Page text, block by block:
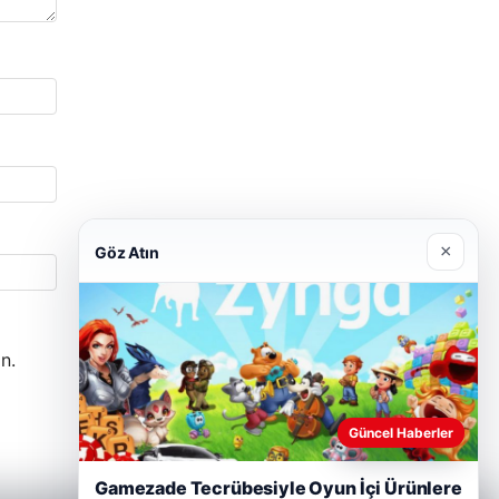
Göz Atın ×
Güncel Haberler
Gamezade Tecrübesiyle Oyun İçi Ürünlere